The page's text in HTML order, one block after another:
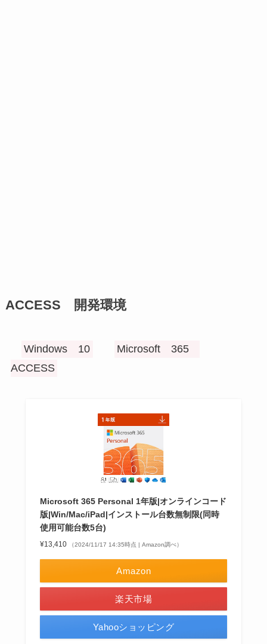
ACCESS 開発環境
Windows 10
Microsoft 365
ACCESS
Microsoft 365 Personal 1年版|オンラインコード
版|Win/Mac/iPad|インストール台数無制限(同時
使用可能台数5台)
¥13,410 （2024/11/17 14:35時点 | Amazon調べ）
Amazon
楽天市場
Yahooショッピング